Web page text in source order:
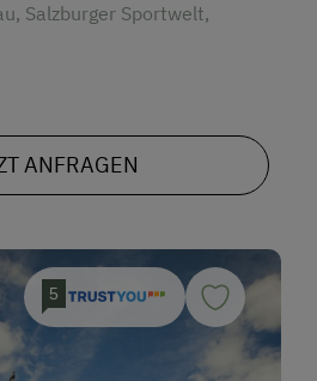
Salzburger Sportwelt,
ANFRAGEN
5